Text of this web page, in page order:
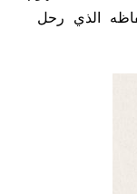
الذي رحل